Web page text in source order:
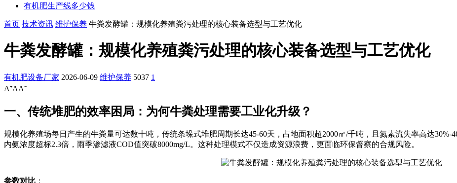
有机肥生产线多少钱
首页 技术资讯 维护保养 牛粪发酵罐：规模化养殖粪污处理的核心装备选型与工艺优化
牛粪发酵罐：规模化养殖粪污处理的核心装备选型与工艺优化
有机肥设备厂家 2026-06-09 维护保养 5037 1
A⁺AA⁻
一、传统堆肥的效率困局：为何牛粪处理需要工业化升级？
规模化养殖场每日产生的牛粪量可达数十吨，传统条垛式堆肥周期长达45-60天，占地面积超2000㎡/千吨，且氮素流失率高达30%-
内氨浓度超标2.3倍，雨季渗滤液COD值突破8000mg/L。这种处理模式不仅造成资源浪费，更面临环保督察的合规风险。
参数对比 ：